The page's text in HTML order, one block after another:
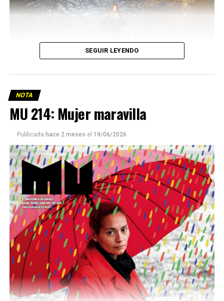
Este número 215 de MU ☝️viene con doble tapa, que
podría ser una frase:
Sin chamuyo, a remarla.
Descargar la Mu en PDF
SEGUIR LEYENDO
NOTA
MU 214: Mujer maravilla
Publicada hace 2 meses el 19/06/2026